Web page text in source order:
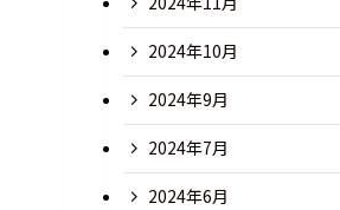
2024年10月
2024年9月
2024年7月
2024年6月